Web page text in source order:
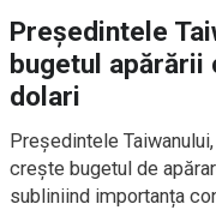
Președintele
bugetul apărării
dolari
Președintele
crește bugetul de
subliniind importanța